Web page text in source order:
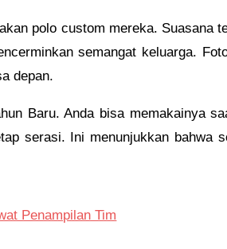
polo custom mereka. Suasana
semangat keluarga.
depan.
Baru. Anda bisa memakainya
serasi. Ini menunjukkan bahwa
Penampilan Tim